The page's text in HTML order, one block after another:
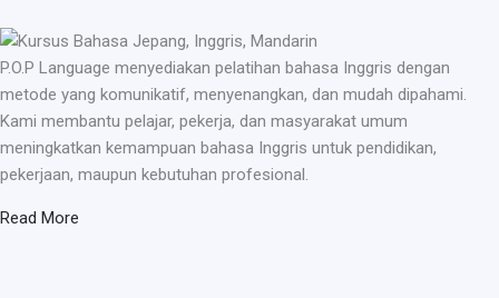
P.O.P Language menyediakan pelatihan bahasa Inggris dengan
metode yang komunikatif, menyenangkan, dan mudah dipahami.
Kami membantu pelajar, pekerja, dan masyarakat umum
meningkatkan kemampuan bahasa Inggris untuk pendidikan,
pekerjaan, maupun kebutuhan profesional.
Read More